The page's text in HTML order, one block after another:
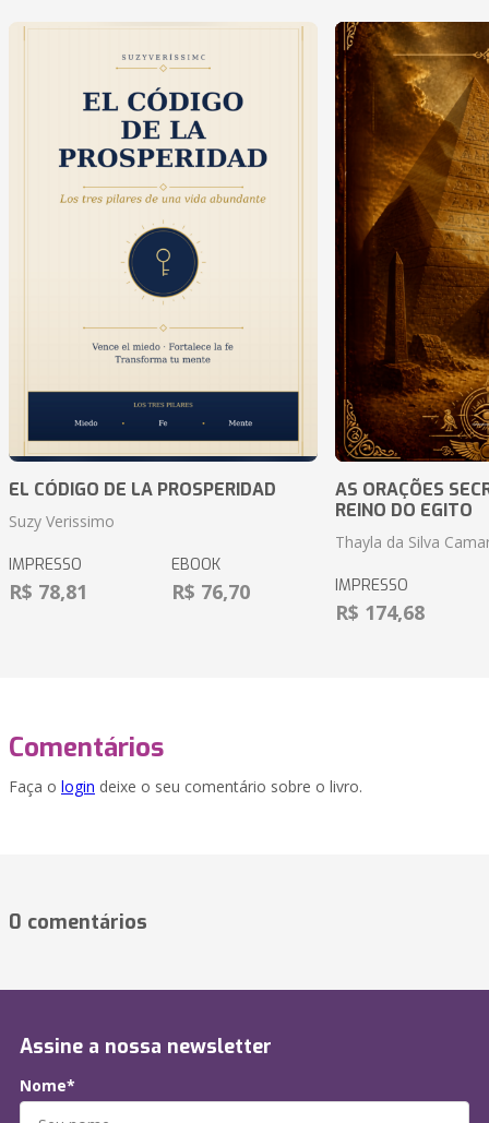
EL CÓDIGO DE LA PROSPERIDAD
Suzy Verissimo
IMPRESSO
R$ 78,81
EBOOK
R$ 76,70
AS ORAÇÕES
REINO DO EGITO
Thayla da Silva
IMPRESSO
R$ 174,68
Comentários
Faça o login deixe o seu comentário sobre o livro.
0 comentários
Assine a nossa newsletter
Nome*